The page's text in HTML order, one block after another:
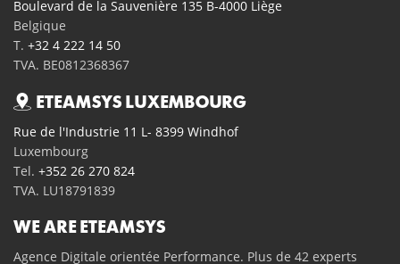
Boulevard de la Sauvenière 135 B-4000 Liège
Belgique
T. +32 4 222 14 50
TVA. BE0812368367
ETEAMSYS LUXEMBOURG
Rue de l'Industrie 11 L- 8399 Windhof
Luxembourg
Tel. +352 26 270 824
TVA. LU18791839
WE ARE ETEAMSYS
Agence Digitale orientée Performance. Plus de 42 experts